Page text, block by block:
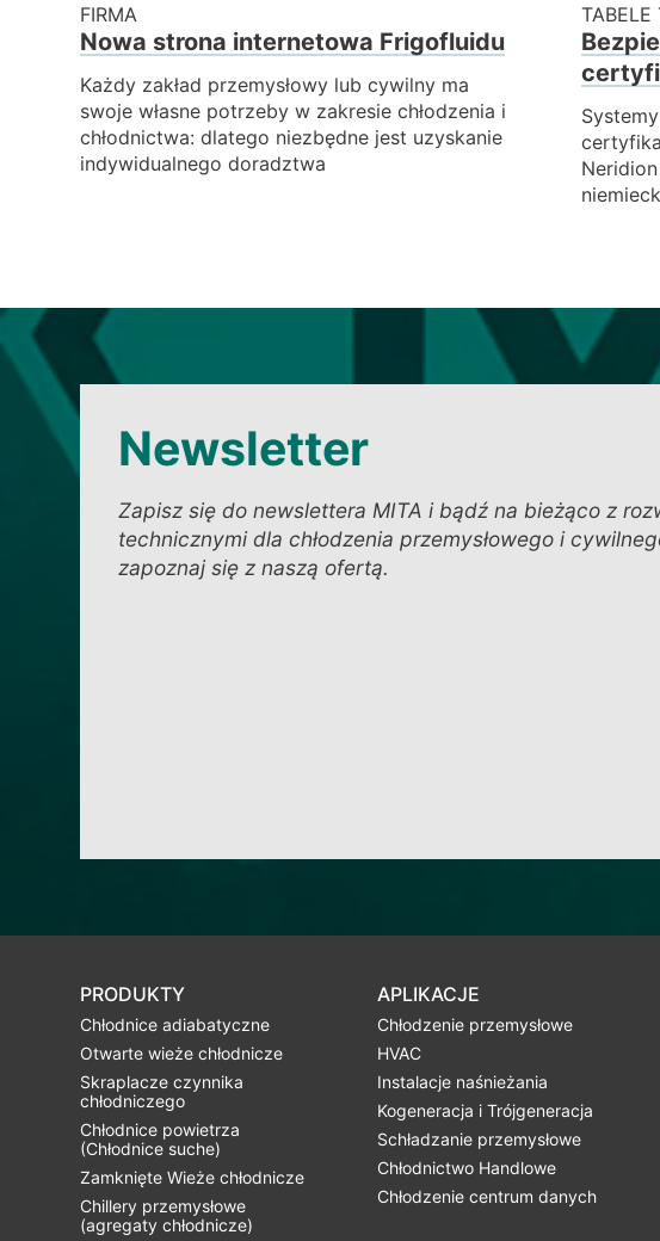
FIRMA
Nowa strona internetowa Frigofluidu
Każdy zakład przemysłowy lub cywilny ma
swoje własne potrzeby w zakresie chłodzenia i
chłodnictwa: dlatego niezbędne jest uzyskanie
indywidualnego doradztwa
TABELE
Newsletter
Zapisz się do newslettera MITA i bądź na bieżąco z
technicznymi dla chłodzenia przemysłowego i
zapoznaj się z naszą ofertą.
PRODUKTY
Chłodnice adiabatyczne
Otwarte wieże chłodnicze
Skraplacze czynnika
chłodniczego
Chłodnice powietrza
(Chłodnice suche)
Zamknięte Wieże chłodnicze
Chillery przemysłowe
(agregaty chłodnicze)
APLIKACJE
Chłodzenie przemysłowe
HVAC
Instalacje naśnieżania
Kogeneracja i Trójgeneracja
Schładzanie przemysłowe
Chłodnictwo Handlowe
Chłodzenie centrum danych